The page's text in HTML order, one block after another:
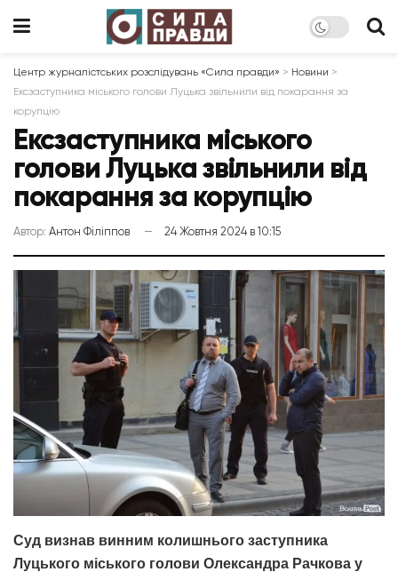
Центр журналістських розслідувань «Сила правди» > Новини >
Ексзаступника міського голови Луцька звільнили від покарання за
корупцію
Ексзаступника міського
голови Луцька звільнили від
покарання за корупцію
Автор: Антон Філіппов 24 Жовтня 2024 в 10:15
Суд визнав винним колишнього заступника
Луцького міського голови Олександра Рачкова у